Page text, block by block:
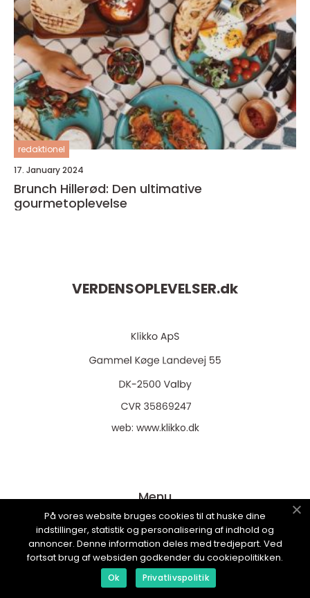
redaktionel
17. January 2024
Brunch Hillerød: Den ultimative
gourmetoplevelse
VERDENSOPLEVELSER.dk
web: www.klikko.dk
Menu
Annoncering
Om os
Cookies
På vores website bruges cookies til at huske dine
indstillinger, statistik og personalisering af indhold og
annoncer. Denne information deles med tredjepart. Ved
fortsat brug af websiden godkender du cookiepolitikken.
Ok Privatlivspolitik